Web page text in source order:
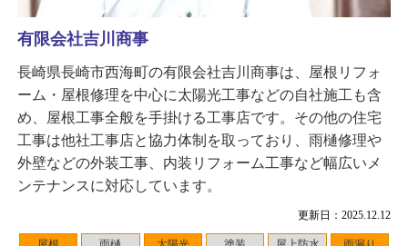
更新日：2025.12.12
有限会社吉川商事
長崎県長崎市西海町の有限会社吉川商事は、屋根リフォ
ーム・屋根修理を中心に太陽光工事などの自社施工も含
め、屋根工事全般を手掛ける工事店です。その他の住宅
工事は他社工事店と協力体制を取っており、雨樋修理や
外壁などの外装工事、内装リフォーム工事など幅広いメ
ンテナンスに対応しています。